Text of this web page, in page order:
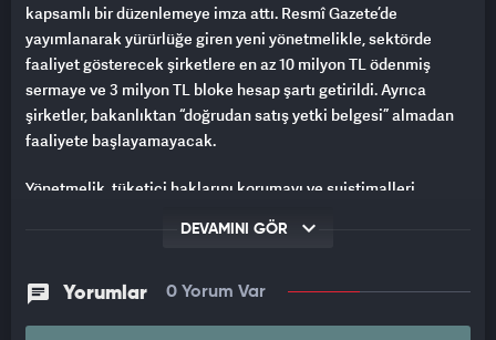
kapsamlı bir düzenlemeye imza attı. Resmî Gazete’de
yayımlanarak yürürlüğe giren yeni yönetmelikle, sektörde
faaliyet gösterecek şirketlere en az 10 milyon TL ödenmiş
sermaye ve 3 milyon TL bloke hesap şartı getirildi. Ayrıca
şirketler, bakanlıktan “doğrudan satış yetki belgesi” almadan
faaliyete başlayamayacak.
Yönetmelik, tüketici haklarını korumayı ve suistimalleri
için baskı yapılması gibi yöntemler yasaklanırken; sistemin
Yeni üye kazandırmaya yönelik primler, toplam kazancın yüzde
DEVAMINI GÖR
Yorumlar 0 Yorum Var